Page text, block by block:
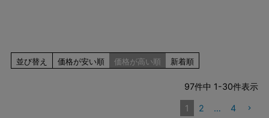
並び替え 価格が安い順 価格が高い順 新着順
97件中 1-30件表示
1 2 … 4
その他（柄）
在庫なし商品